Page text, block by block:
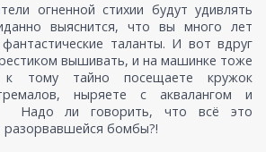
огненной стихии будут удивлять
выяснится, что вы много лет
таланты. И вот вдруг
вышивать, и на машинке тоже
тому тайно посещаете кружок
ныряете с аквалангом и
Надо ли говорить, что всё это
бомбы?!